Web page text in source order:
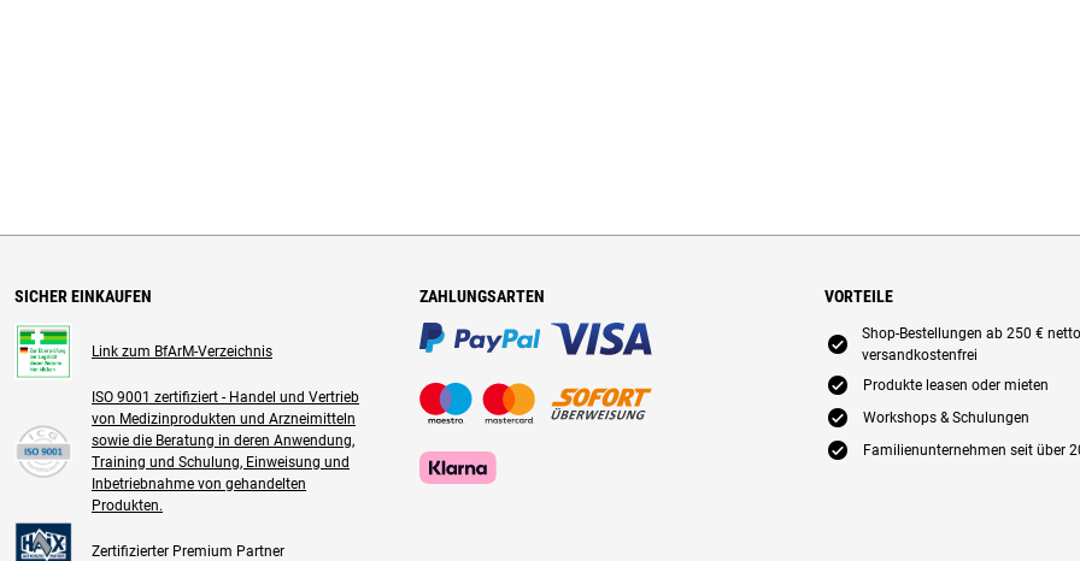
SICHER EINKAUFEN
Link zum BfArM-Verzeichnis
ISO 9001 zertifiziert - Handel und Vertrieb
von Medizinprodukten und Arzneimitteln
sowie die Beratung in deren Anwendung,
Training und Schulung, Einweisung und
Inbetriebnahme von gehandelten
Produkten.
Zertifizierter Premium Partner
ZAHLUNGSARTEN VORTEILE
E
Shop-Bestellungen ab 250 € netto
versandkostenfrei
E Produkte leasen oder mieten
E Workshops & Schulungen
E Familienunternehmen seit über